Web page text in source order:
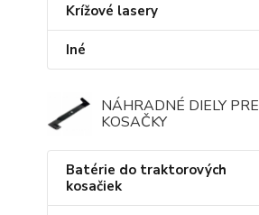
Krížové lasery
Iné
NÁHRADNÉ DIELY PRE
KOSAČKY
Batérie do traktorových
kosačiek